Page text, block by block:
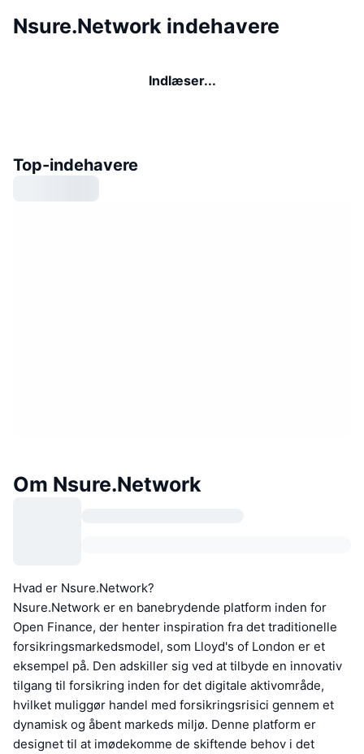
Nsure.Network indehavere
Indlæser...
Top-indehavere
Om Nsure.Network
Hvad er Nsure.Network?
Nsure.Network er en banebrydende platform inden for
Open Finance, der henter inspiration fra det traditionelle
forsikringsmarkedsmodel, som Lloyd's of London er et
eksempel på. Den adskiller sig ved at tilbyde en innovativ
tilgang til forsikring inden for det digitale aktivområde,
hvilket muliggør handel med forsikringsrisici gennem et
dynamisk og åbent markeds miljø. Denne platform er
designet til at imødekomme de skiftende behov i det